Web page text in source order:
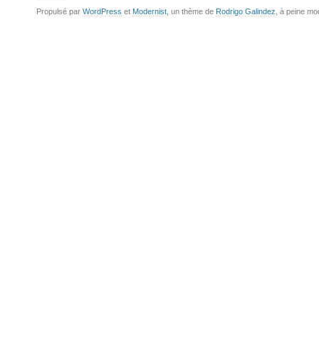
Propulsé par WordPress et Modernist , un thème de Rodrigo Galindez , à peine